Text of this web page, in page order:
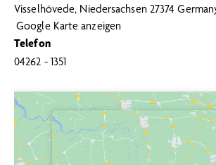
Visselhövede, Niedersachsen 27374
Google Karte anzeigen
Telefon
04262 - 1351